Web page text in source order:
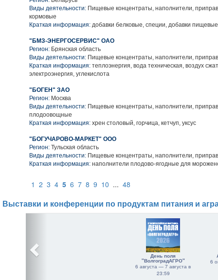
Виды деятельности: Пищевые концентраты, наполнители,
кормовые
Краткая информация: добавки белковые, специи, добавки пищевые
"БМЗ-ЭНЕРГОСЕРВИС" ОАО
Регион: Брянская область
Виды деятельности: Пищевые концентраты, наполнители,
Краткая информация: теплоэнергия, вода техническая, воздух
электроэнергия, углекислота
"БОГЕН" ЗАО
Регион: Москва
Виды деятельности: Пищевые концентраты, наполнители,
плодоовощные
Краткая информация: хрен столовый, горчица, кетчуп, уксус
"БОГУЧАРОВО-МАРКЕТ" ООО
Регион: Тульская область
Виды деятельности: Пищевые концентраты, наполнители,
Краткая информация: наполнители плодово-ягодные для
1 2 3 4 5 6 7 8 9 10 ... 48
Выставки и конференции по продуктам питания и
День поля
"ВолгоградАГРО"
6 августа — 7 августа в
23:59
6